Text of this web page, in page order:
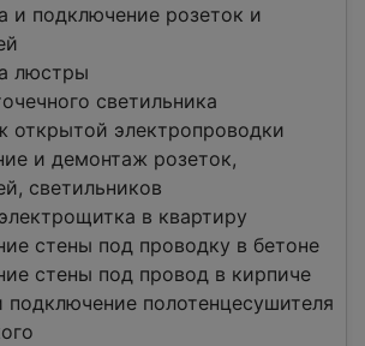
и подключение розеток и
люстры
светильника
открытой электропроводки
и демонтаж розеток,
светильников
в квартиру
стены под проводку в бетоне
стены под провод в кирпиче
полотенцесушителя